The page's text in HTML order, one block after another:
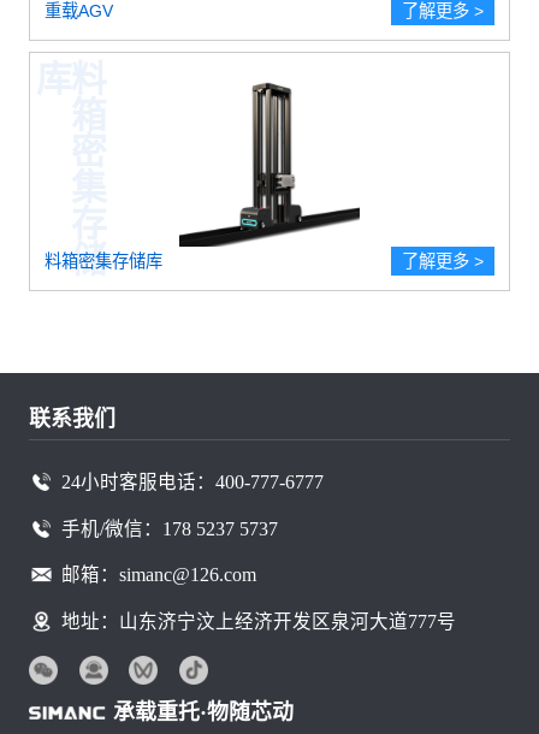
重载AGV 了解更多 >
料箱密集存储库 了解更多 >
联系我们
24小时客服电话：400-777-6777
手机/微信：178 5237 5737
邮箱：simanc@126.com
地址：山东济宁汶上经济开发区泉河大道777号
承载重托·物随芯动